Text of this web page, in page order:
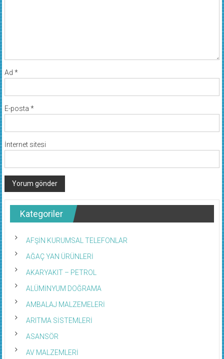
Ad *
E-posta *
İnternet sitesi
Kategoriler
AFŞİN KURUMSAL TELEFONLAR
AĞAÇ YAN ÜRÜNLERİ
AKARYAKIT – PETROL
ALÜMİNYUM DOĞRAMA
AMBALAJ MALZEMELERİ
ARITMA SİSTEMLERİ
ASANSÖR
AV MALZEMLERİ